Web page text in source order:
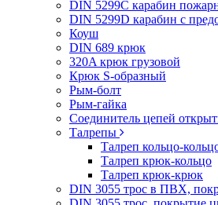
DIN 5299C карабин
DIN 5299D карабин с
Коуш
DIN 689 крюк
320A крюк грузовой
Крюк S-образный
Рым-болт
Рым-гайка
Соединитель цепей
Талрепы
Талреп кольцо-
Талреп крюк-кольцо
Талреп крюк-крюк
DIN 3055 трос в ПВХ,